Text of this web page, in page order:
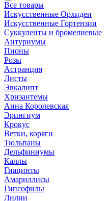
Все товары
Искусственные Орхидеи
Искусственные Гортензии
Суккуленты и бромелиевые
Антуриумы
Пионы
Розы
Астранция
Листы
Эвкалипт
Хризантемы
Анна Королевская
Эрингиум
Крокус
Ветки, коряги
Тюльпаны
Дельфиниумы
Каллы
Гиацинты
Амариллисы
Гипсофилы
Лилии